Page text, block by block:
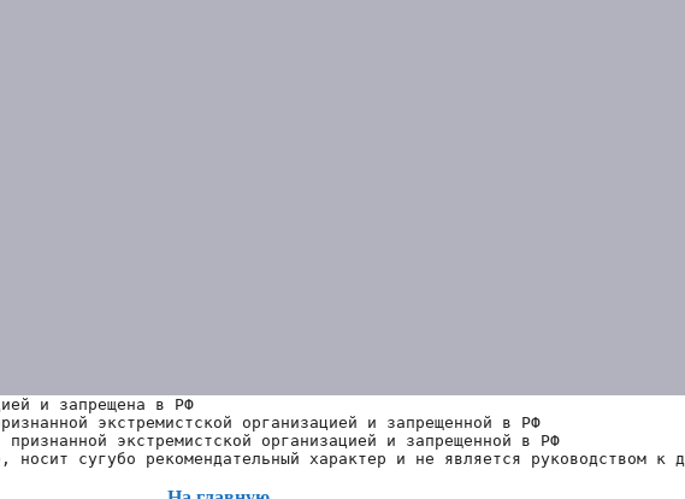
и запрещена в РФ
экстремистской организацией и запрещенной в РФ
экстремистской организацией и запрещенной в РФ
сугубо рекомендательный характер и не является руководством к